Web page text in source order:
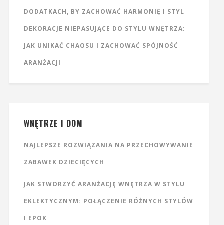
DODATKACH, BY ZACHOWAĆ HARMONIĘ I STYL
DEKORACJE NIEPASUJĄCE DO STYLU WNĘTRZA:
JAK UNIKAĆ CHAOSU I ZACHOWAĆ SPÓJNOŚĆ
ARANŻACJI
WNĘTRZE I DOM
NAJLEPSZE ROZWIĄZANIA NA PRZECHOWYWANIE
ZABAWEK DZIECIĘCYCH
JAK STWORZYĆ ARANŻACJĘ WNĘTRZA W STYLU
EKLEKTYCZNYM: POŁĄCZENIE RÓŻNYCH STYLÓW
I EPOK